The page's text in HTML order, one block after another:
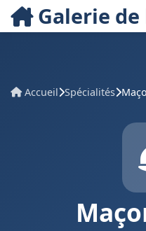
Galerie
Accueil Spécialités